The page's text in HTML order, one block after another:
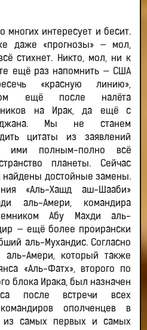
многих интересует и бесит.
даже «прогнозы» — мол,
стихнет. Никто, мол, ни к
ещё раз напомнить — США
«красную линию»,
ещё после налёта
на Ирак, да ещё с
Мы не станем
цитаты из заявлений
ими полным-полно всё
планеты. Сейчас
найдены достойные замены.
«Аль-Хашд аш-Шааби»
аль-Амери, командира
Абу Махди аль-
— ещё более проирански
аль-Мухандис. Согласно
аль-Амери, который также
«Аль-Фатх», второго по
блока Ирака, был назначен
после встречи всех
ополченцев в
из самых первых и самых